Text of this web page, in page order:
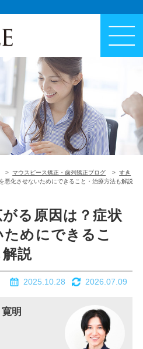
マウスピース矯正・歯列矯正ブログ
すき
悪化させないためにできること・治療方法も解説
る原因は？症状
めにできるこ
説
2025.10.28 2026.07.09
明